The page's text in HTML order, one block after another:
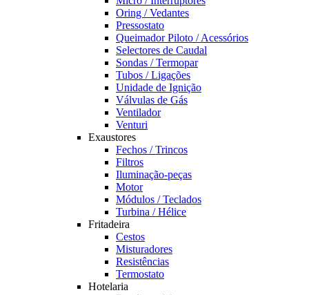
Oring / Vedantes
Pressostato
Queimador Piloto / Acessórios
Selectores de Caudal
Sondas / Termopar
Tubos / Ligações
Unidade de Ignição
Válvulas de Gás
Ventilador
Venturi
Exaustores
Fechos / Trincos
Filtros
Iluminação-peças
Motor
Módulos / Teclados
Turbina / Hélice
Fritadeira
Cestos
Misturadores
Resistências
Termostato
Hotelaria